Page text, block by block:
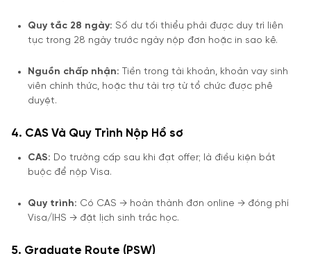
Quy tắc 28 ngày: Số dư tối thiểu phải được duy trì liên
tục trong 28 ngày trước ngày nộp đơn hoặc in sao kê.
Nguồn chấp nhận: Tiền trong tài khoản, khoản vay sinh
viên chính thức, hoặc thư tài trợ từ tổ chức được phê
duyệt.
4. CAS Và Quy Trình Nộp Hồ sơ
CAS: Do trường cấp sau khi đạt offer; là điều kiện bắt
buộc để nộp Visa.
Quy trình: Có CAS → hoàn thành đơn online → đóng phí
Visa/IHS → đặt lịch sinh trắc học.
5. Graduate Route (PSW)